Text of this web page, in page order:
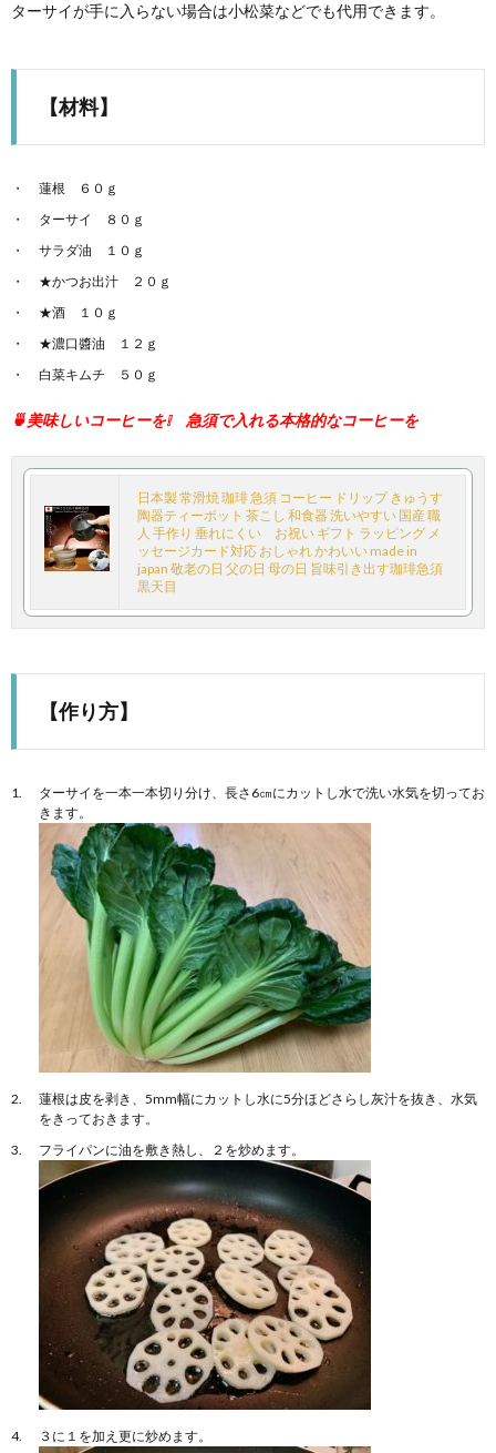
ターサイが手に入らない場合は小松菜などでも代用できます。
【材料】
蓮根 ６０ｇ
ターサイ ８０ｇ
サラダ油 １０ｇ
★かつお出汁 ２０ｇ
★酒 １０ｇ
★濃口醬油 １２ｇ
白菜キムチ ５０ｇ
🍵美味しいコーヒーを❕ 急須で入れる本格的なコーヒーを
日本製 常滑焼 珈琲 急須 コーヒー ドリップ きゅうす
陶器ティーポット 茶こし 和食器 洗いやすい 国産 職
人 手作り 垂れにくい お祝い ギフト ラッピング メ
ッセージカード対応 おしゃれ かわいい made in
japan 敬老の日 父の日 母の日 旨味引き出す珈琲急須
黒天目
【作り方】
ターサイを一本一本切り分け、長さ6㎝にカットし水で洗い水気を切ってお
きます。
蓮根は皮を剥き、5mm幅にカットし水に5分ほどさらし灰汁を抜き、水気
をきっておきます。
フライパンに油を敷き熱し、２を炒めます。
３に１を加え更に炒めます。